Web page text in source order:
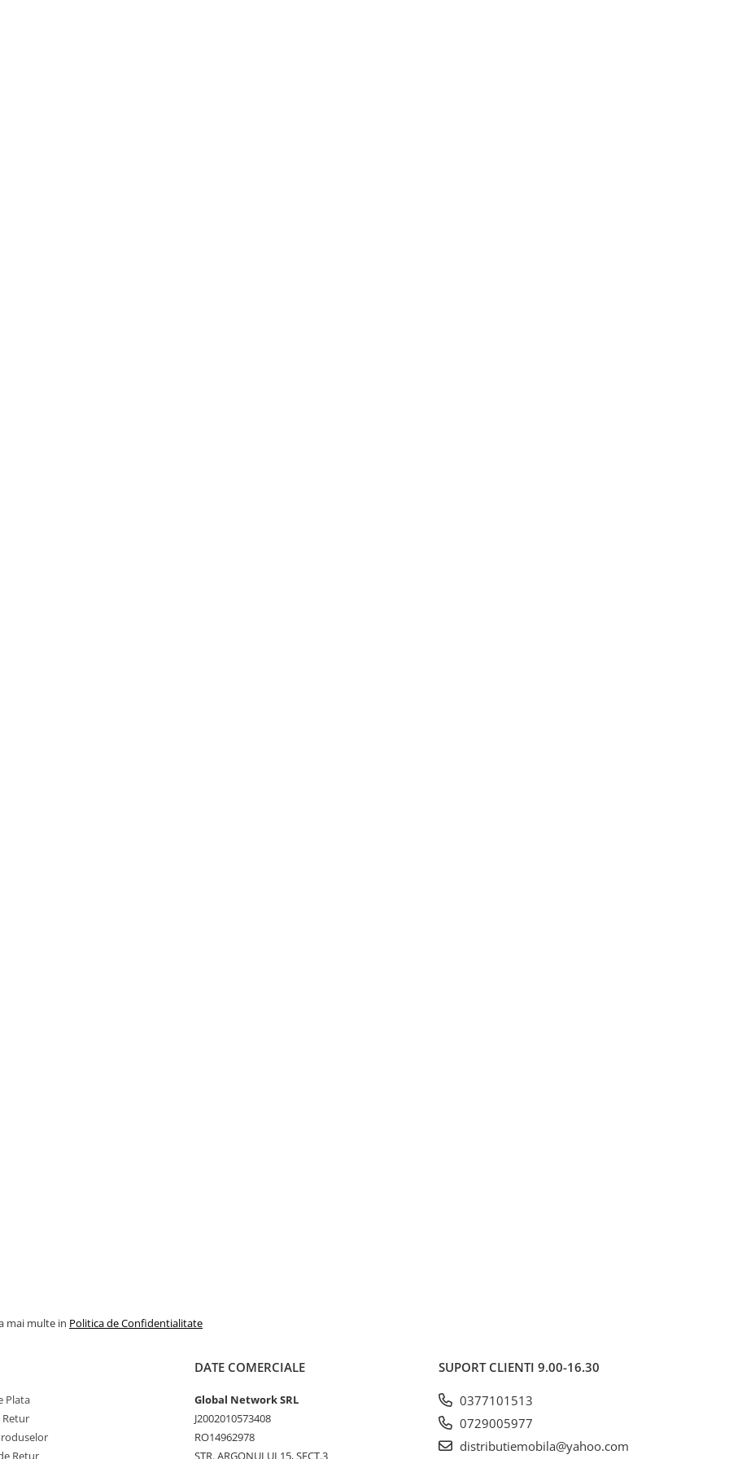
mai multe in Politica de Confidentialitate
Plata
Retur
Retur
DATE COMERCIALE
Global Network SRL
J2002010573408
RO14962978
STR. ARGONULUI 15, SECT.3
SUPORT CLIENTI 9.00-16.30
0377101513
0729005977
distributiemobila@yahoo.com